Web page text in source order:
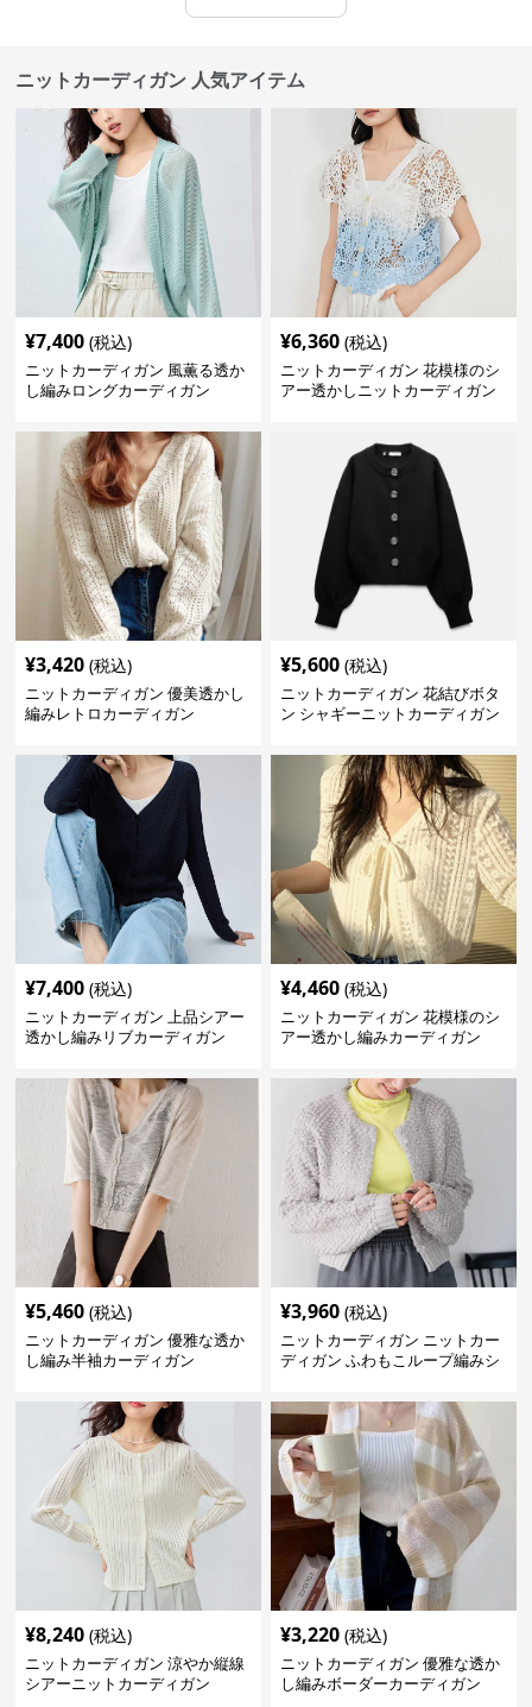
ニットカーディガン 人気アイテム
¥7,400 (税込)
ニットカーディガン 風薫る透か
し編みロングカーディガン
¥6,360 (税込)
ニットカーディガン 花模様のシ
アー透かしニットカーディガン
¥3,420 (税込)
ニットカーディガン 優美透かし
編みレトロカーディガン
¥5,600 (税込)
ニットカーディガン 花結びボタ
ン シャギーニットカーディガン
¥7,400 (税込)
ニットカーディガン 上品シアー
透かし編みリブカーディガン
¥4,460 (税込)
ニットカーディガン 花模様のシ
アー透かし編みカーディガン
¥5,460 (税込)
ニットカーディガン 優雅な透か
し編み半袖カーディガン
¥3,960 (税込)
ニットカーディガン ニットカー
ディガン ふわもこループ編みシ
¥8,240 (税込)
ニットカーディガン 涼やか縦線
シアーニットカーディガン
¥3,220 (税込)
ニットカーディガン 優雅な透か
し編みボーダーカーディガン